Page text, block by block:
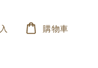
購物車